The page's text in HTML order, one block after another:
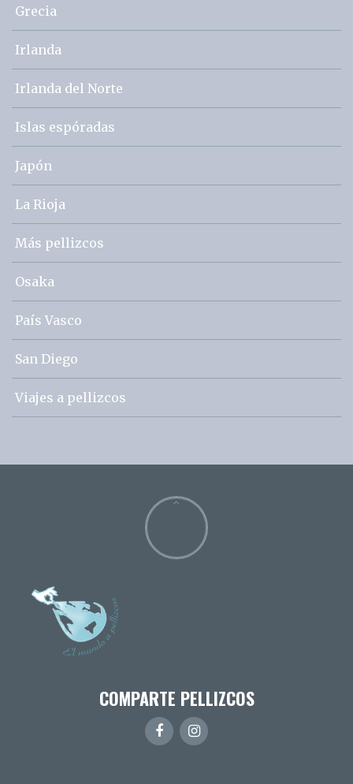
Grecia
Irlanda
Irlanda del Norte
Islas espóradas
Japón
La Rioja
Más pellizcos
Osaka
País Vasco
San Diego
Viajes a pellizcos
COMPARTE PELLIZCOS